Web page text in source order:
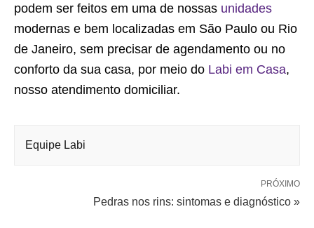
podem ser feitos em uma de nossas unidades
modernas e bem localizadas em São Paulo ou Rio
de Janeiro, sem precisar de agendamento ou no
conforto da sua casa, por meio do Labi em Casa,
nosso atendimento domiciliar.
Equipe Labi
PRÓXIMO
Pedras nos rins: sintomas e diagnóstico »